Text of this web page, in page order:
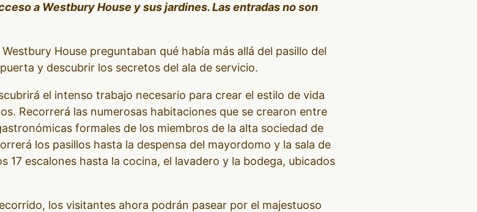
a Westbury House y sus jardines. Las entradas no son
House preguntaban qué había más allá del pasillo del
y descubrir los secretos del ala de servicio.
el intenso trabajo necesario para crear el estilo de vida
Recorrerá las numerosas habitaciones que se crearon entre
formales de los miembros de la alta sociedad de
los pasillos hasta la despensa del mayordomo y la sala de
17 escalones hasta la cocina, el lavadero y la bodega, ubicados
los visitantes ahora podrán pasear por el majestuoso